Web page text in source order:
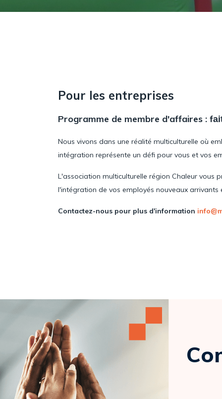
Pour les entreprises
Programme de membre d'affaires : f
Nous vivons dans une réalité multiculturelle où
intégration représente un défi pour vous et vos
L'association multiculturelle région Chaleur vous
l'intégration de vos employés nouveaux arrivants
Contactez-nous pour plus d'information